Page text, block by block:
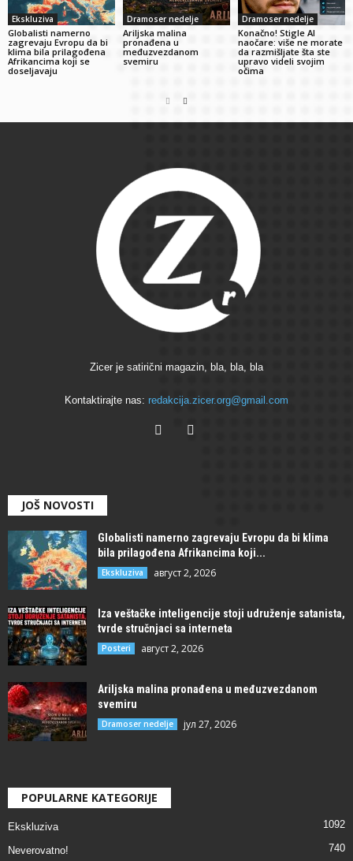
Ekskluziva
Globalisti namerno
zagrevaju Evropu da bi
klima bila prilagođena
Afrikancima koji se
doseljavaju
Dramoser nedelje
Ariljska malina
pronađena u
međuzvezdanom
svemiru
Dramoser nedelje
Konačno! Stigle AI
naočare: više ne morate
da razmišljate šta ste
upravo videli svojim
očima
Zicer je satirični magazin, bla, bla, bla
Kontaktirajte nas: redakcija.zicer.org@gmail.com
JOŠ NOVOSTI
Globalisti namerno zagrevaju Evropu da bi klima
bila prilagođena Afrikancima koji...
Ekskluziva август 2, 2026
Iza veštačke inteligencije stoji udruženje satanista,
tvrde stručnjaci sa interneta
Posteri август 2, 2026
Ariljska malina pronađena u međuzvezdanom
svemiru
Dramoser nedelje јул 27, 2026
POPULARNE KATEGORIJE
Ekskluziva 1092
Neverovatno! 740